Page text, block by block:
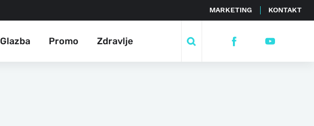
MARKETING KONTAKT
Glazba Promo Zdravlje